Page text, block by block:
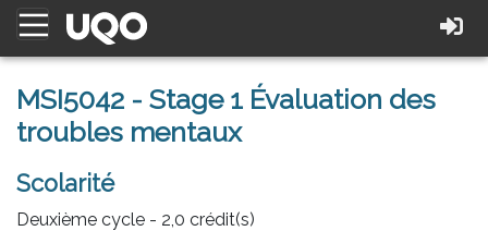
MSI5042 - Stage 1 Évaluation des
troubles mentaux
Scolarité
Deuxième cycle - 2,0 crédit(s)